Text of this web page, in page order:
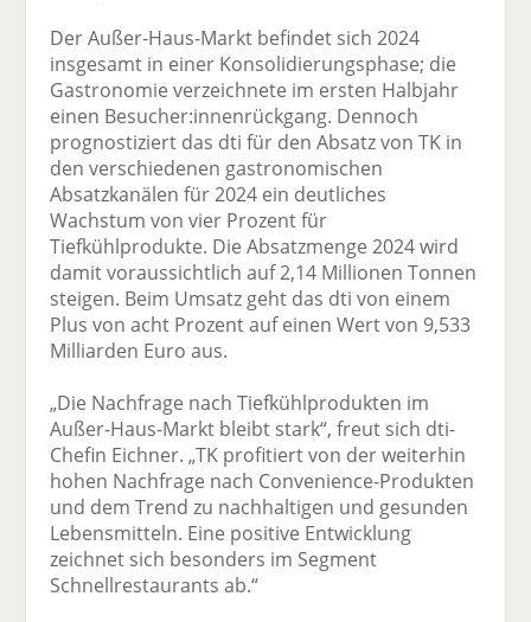
Der Außer-Haus-Markt befindet sich 2024
insgesamt in einer Konsolidierungsphase; die
Gastronomie verzeichnete im ersten Halbjahr
einen Besucher:innenrückgang. Dennoch
prognostiziert das dti für den Absatz von TK in
den verschiedenen gastronomischen
Absatzkanälen für 2024 ein deutliches
Wachstum von vier Prozent für
Tiefkühlprodukte. Die Absatzmenge 2024 wird
damit voraussichtlich auf 2,14 Millionen Tonnen
steigen. Beim Umsatz geht das dti von einem
Plus von acht Prozent auf einen Wert von 9,533
Milliarden Euro aus.
„Die Nachfrage nach Tiefkühlprodukten im
Außer-Haus-Markt bleibt stark“, freut sich dti-
Chefin Eichner. „TK profitiert von der weiterhin
hohen Nachfrage nach Convenience-Produkten
und dem Trend zu nachhaltigen und gesunden
Lebensmitteln. Eine positive Entwicklung
zeichnet sich besonders im Segment
Schnellrestaurants ab.“